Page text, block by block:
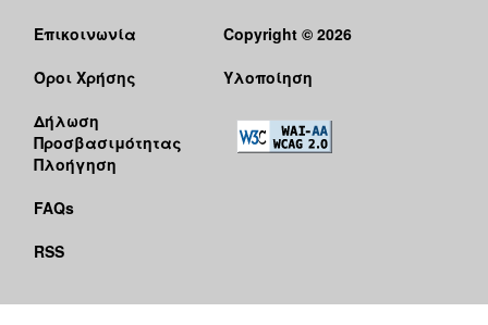
Επικοινωνία
Όροι Χρήσης
Δήλωση
Προσβασιμότητας
Πλοήγηση
FAQs
RSS
Copyright © 2026
Υλοποίηση